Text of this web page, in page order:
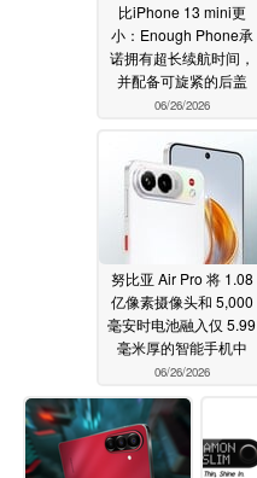
比iPhone 13 mini更
小：Enough Phone承
诺拥有超长续航时间，
并配备可旋紧的后盖
06/26/2026
努比亚 Air Pro 将 1.08
亿像素摄像头和 5,000
毫安时电池融入仅 5.99
毫米厚的智能手机中
06/26/2026